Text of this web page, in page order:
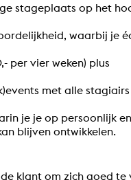
stageplaats op het
waarbij je
per vier weken) plus
met alle
je je op persoonlijk en
blijven ontwikkelen.
klant om zich goed te